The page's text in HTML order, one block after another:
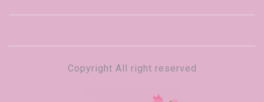
Copyright All right reserved